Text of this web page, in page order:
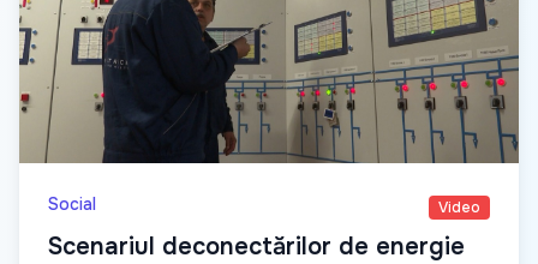
Social Video
Scenariul deconectărilor de energie